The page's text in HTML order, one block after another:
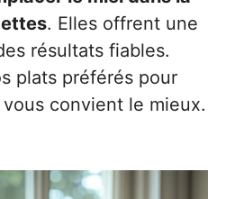
. Elles offrent une
résultats fiables.
plats préférés pour
convient le mieux.